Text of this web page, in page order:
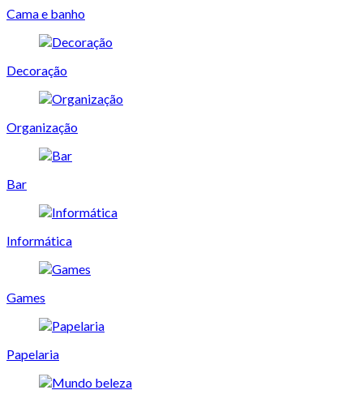
Cama e banho
Decoração
Organização
Bar
Informática
Games
Papelaria